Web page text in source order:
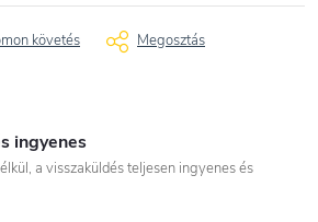
követés Megosztás
ingyenes
a visszaküldés teljesen ingyenes és